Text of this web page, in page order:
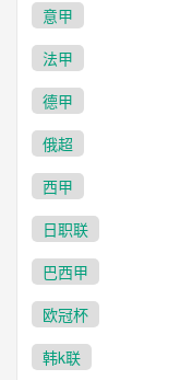
意甲
法甲
德甲
俄超
西甲
日职联
巴西甲
欧冠杯
韩k联